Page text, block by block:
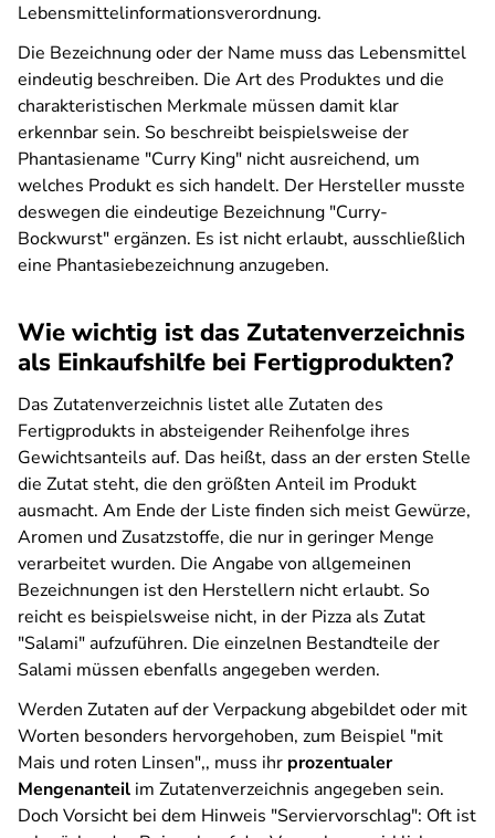
Lebensmittelinformationsverordnung.
Die Bezeichnung oder der Name muss das Lebensmittel
eindeutig beschreiben. Die Art des Produktes und die
charakteristischen Merkmale müssen damit klar
erkennbar sein. So beschreibt beispielsweise der
Phantasiename "Curry King" nicht ausreichend, um
welches Produkt es sich handelt. Der Hersteller musste
deswegen die eindeutige Bezeichnung "Curry-
Bockwurst" ergänzen. Es ist nicht erlaubt, ausschließlich
eine Phantasiebezeichnung anzugeben.
Wie wichtig ist das Zutatenverzeichnis
als Einkaufshilfe bei Fertigprodukten?
Das Zutatenverzeichnis listet alle Zutaten des
Fertigprodukts in absteigender Reihenfolge ihres
Gewichtsanteils auf. Das heißt, dass an der ersten Stelle
die Zutat steht, die den größten Anteil im Produkt
ausmacht. Am Ende der Liste finden sich meist Gewürze,
Aromen und Zusatzstoffe, die nur in geringer Menge
verarbeitet wurden. Die Angabe von allgemeinen
Bezeichnungen ist den Herstellern nicht erlaubt. So
reicht es beispielsweise nicht, in der Pizza als Zutat
"Salami" aufzuführen. Die einzelnen Bestandteile der
Salami müssen ebenfalls angegeben werden.
Werden Zutaten auf der Verpackung abgebildet oder mit
Worten besonders hervorgehoben, zum Beispiel "mit
Mais und roten Linsen",, muss ihr prozentualer
Mengenanteil im Zutatenverzeichnis angegeben sein.
Doch Vorsicht bei dem Hinweis "Serviervorschlag": Oft ist